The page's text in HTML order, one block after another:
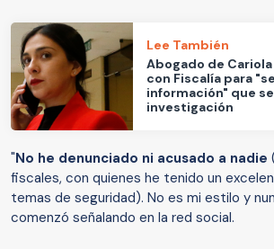
Lee También
Abogado de
con Fiscalía para
información" que
investigación
"No he denunciado ni acusado a nadie
fiscales, con quienes he tenido un
temas de seguridad). No es mi estilo y
comenzó señalando en la red social.